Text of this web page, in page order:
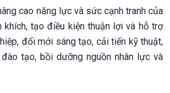
cao năng lực và sức cạnh tranh của
khích, tạo điều kiện thuận lợi và hỗ trợ
đổi mới sáng tạo, cải tiến kỹ thuật,
tạo, bồi dưỡng nguồn nhân lực và